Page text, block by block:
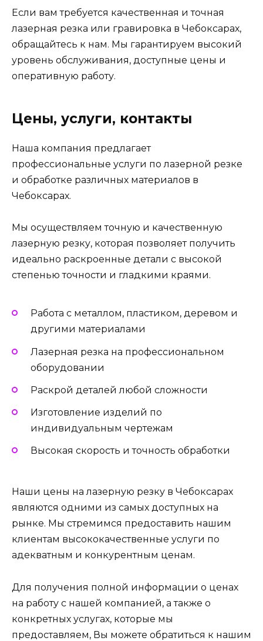
Если вам требуется качественная и точная
лазерная резка или гравировка в Чебоксарах,
обращайтесь к нам. Мы гарантируем высокий
уровень обслуживания, доступные цены и
оперативную работу.
Цены, услуги, контакты
Наша компания предлагает
профессиональные услуги по лазерной резке
и обработке различных материалов в
Чебоксарах.
Мы осуществляем точную и качественную
лазерную резку, которая позволяет получить
идеально раскроенные детали с высокой
степенью точности и гладкими краями.
Работа с металлом, пластиком, деревом и
другими материалами
Лазерная резка на профессиональном
оборудовании
Раскрой деталей любой сложности
Изготовление изделий по
индивидуальным чертежам
Высокая скорость и точность обработки
Наши цены на лазерную резку в Чебоксарах
являются одними из самых доступных на
рынке. Мы стремимся предоставить нашим
клиентам высококачественные услуги по
адекватным и конкурентным ценам.
Для получения полной информации о ценах
на работу с нашей компанией, а также о
конкретных услугах, которые мы
предоставляем, Вы можете обратиться к нашим